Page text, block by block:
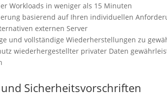
Workloads in weniger als 15 Minuten
basierend auf Ihren individuellen
externen Server
und vollständige Wiederherstellungen zu
wiederhergestellter privater Daten
Sicherheitsvorschriften